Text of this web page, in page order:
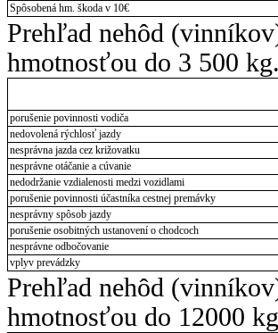
Spôsobená hm. škoda v 10€
Prehľad nehôd
hmotnosťou do 3 500
porušenie povinnosti vodiča
nedovolená rýchlosť jazdy
nesprávna jazda cez križovatku
nesprávne otáčanie a cúvanie
nedodržanie vzdialenosti medzi vozidlami
porušenie povinnosti účastníka cestnej premávky
nesprávny spôsob jazdy
porušenie osobitných ustanovení o chodcoch
nesprávne odbočovanie
vplyv prevádzky
Prehľad nehôd
hmotnosťou do 12000 kg